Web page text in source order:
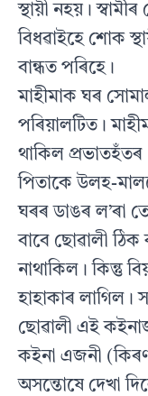
স্থায়ী নহয়।
বিধৱাইহে শোক
বান্ধত পৰিহে।
মাহীমাক ঘৰ
পৰিয়ালটিত।
থাকিল
পিতাকে উলহ-
ঘৰৰ ডাঙৰ ল’ৰা
বাবে ছোৱালী
নাথাকিল। কিন্তু
হাহাকাৰ লাগিল।
ছোৱালী এই
কইনা এজনী
অসন্তোষে দেখা